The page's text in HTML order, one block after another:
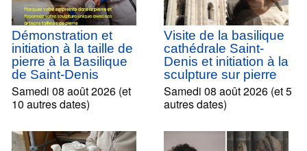
Démonstration et
initiation à la taille de
pierre à la Basilique
de Saint-Denis
Samedi 08 août 2026 (et
10 autres dates)
Visite de la basilique
cathédrale Saint-
Denis et initiation à la
sculpture sur pierre
Samedi 08 août 2026 (et 5
autres dates)